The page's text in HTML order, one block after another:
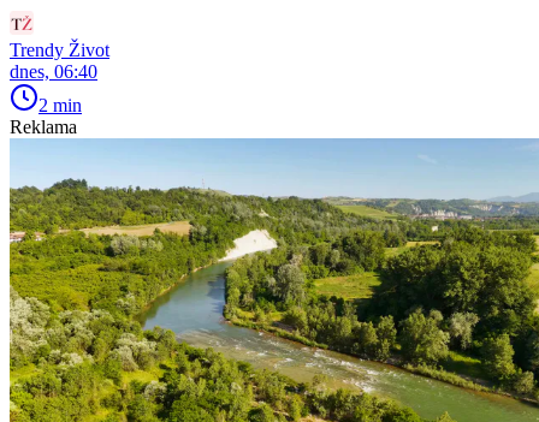
Trendy Život
dnes, 06:40
2 min
Reklama